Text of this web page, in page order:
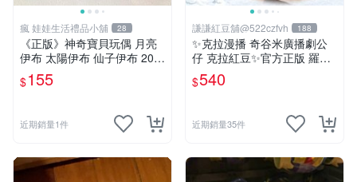
瘋 娃娃生活禮品小舖 28
《正版》神奇寶貝玩偶 月亮
伊布 太陽伊布 仙子伊布 20公
分 寶可夢娃娃 POKÉMON
$155
近期銷量1件
謙謙紅豆舖@522czfvh 188
✨克拉漫播 奇谷米廣播劇公
仔 克拉紅豆✨官方正版 羅小
黑戰記暖暖雪人毛絨包
$540
近期銷量35件